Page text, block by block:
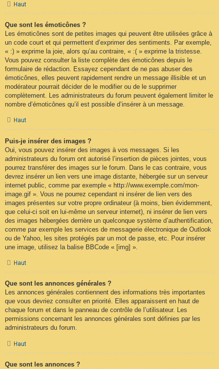
Haut
Que sont les émoticônes ?
Les émoticônes sont de petites images qui peuvent être utilisées grâce à
un code court et qui permettent d’exprimer des sentiments. Par exemple,
« :) » exprime la joie, alors qu’au contraire, « :( » exprime la tristesse.
Vous pouvez consulter la liste complète des émoticônes depuis le
formulaire de rédaction. Essayez cependant de ne pas abuser des
émoticônes, elles peuvent rapidement rendre un message illisible et un
modérateur pourrait décider de le modifier ou de le supprimer
complètement. Les administrateurs du forum peuvent également limiter le
nombre d’émoticônes qu’il est possible d’insérer à un message.
Haut
Puis-je insérer des images ?
Oui, vous pouvez insérer des images à vos messages. Si les
administrateurs du forum ont autorisé l’insertion de pièces jointes, vous
pourrez transférer des images sur le forum. Dans le cas contraire, vous
devrez insérer un lien vers une image distante, hébergée sur un serveur
internet public, comme par exemple « http://www.exemple.com/mon-
image.gif ». Vous ne pourrez cependant ni insérer de lien vers des
images présentes sur votre propre ordinateur (à moins, bien évidemment,
que celui-ci soit en lui-même un serveur internet), ni insérer de lien vers
des images hébergées derrière un quelconque système d’authentification,
comme par exemple les services de messagerie électronique de Outlook
ou de Yahoo, les sites protégés par un mot de passe, etc. Pour insérer
une image, utilisez la balise BBCode « [img] ».
Haut
Que sont les annonces générales ?
Les annonces générales contiennent des informations très importantes
que vous devriez consulter en priorité. Elles apparaissent en haut de
chaque forum et dans le panneau de contrôle de l’utilisateur. Les
permissions concernant les annonces générales sont définies par les
administrateurs du forum.
Haut
Que sont les annonces ?